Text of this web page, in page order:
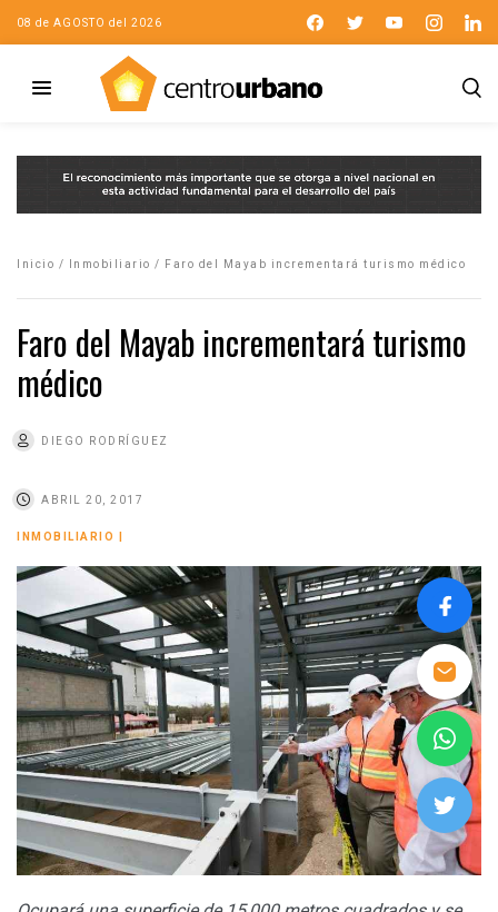
08 de AGOSTO del 2026
Inicio / Inmobiliario / Faro del Mayab incrementará turismo médico
Faro del Mayab incrementará turismo
médico
DIEGO RODRÍGUEZ
ABRIL 20, 2017
INMOBILIARIO